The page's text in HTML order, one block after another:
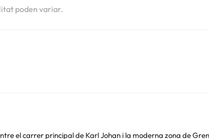
poden variar.
el carrer principal de Karl Johan i la moderna zona de